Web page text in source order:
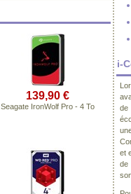
139,90 €
Seagate IronWolf Pro - 4 To
i-
de
et
de